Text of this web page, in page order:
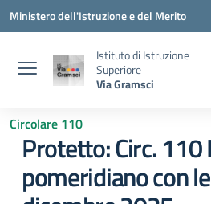
Vai ai contenuti
Vai al menu di navigazione
Vai al footer
Ministero dell'Istruzione e del Merito
Istituto di Istruzione
Superiore
Via Gramsci
Circolare 110
Protetto: Circ.
pomeridiano con